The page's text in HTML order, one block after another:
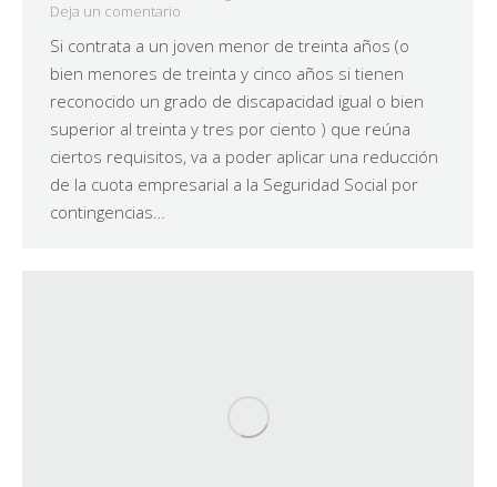
Deja un comentario
Si contrata a un joven menor de treinta años (o
bien menores de treinta y cinco años si tienen
reconocido un grado de discapacidad igual o bien
superior al treinta y tres por ciento ) que reúna
ciertos requisitos, va a poder aplicar una reducción
de la cuota empresarial a la Seguridad Social por
contingencias…